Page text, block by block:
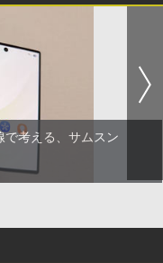
考える、サムスン